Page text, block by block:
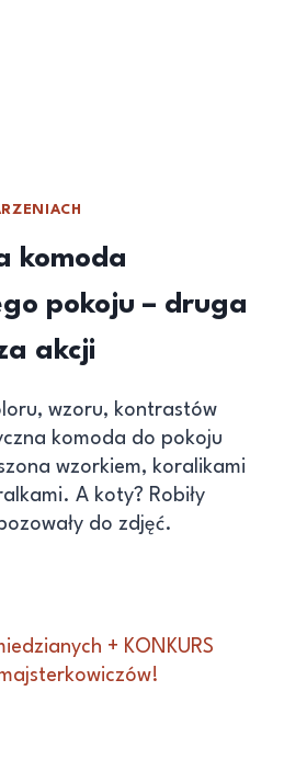
komoda
pokoju – druga
akcji
wzoru, kontrastów
komoda do pokoju
wzorkiem, koralikami
A koty? Robiły
do zdjęć.